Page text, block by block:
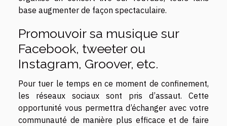
base augmenter de façon spectaculaire.
Promouvoir sa musique sur
Facebook, tweeter ou
Instagram, Groover, etc.
Pour tuer le temps en ce moment de confinement,
les réseaux sociaux sont pris d’assaut. Cette
opportunité vous permettra d’échanger avec votre
communauté de manière plus efficace et de faire